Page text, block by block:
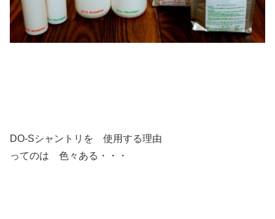
DO-Sシャントリを 使用する理由
ってのは 色々ある・・・